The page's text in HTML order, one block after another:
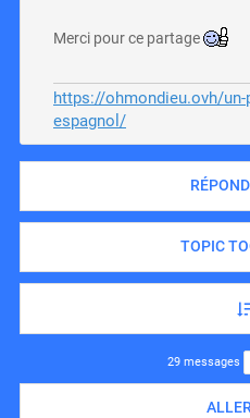
Merci pour ce partage
https://ohmondieu.ovh/un-
espagnol/
TOPIC
29 messages
ALLER